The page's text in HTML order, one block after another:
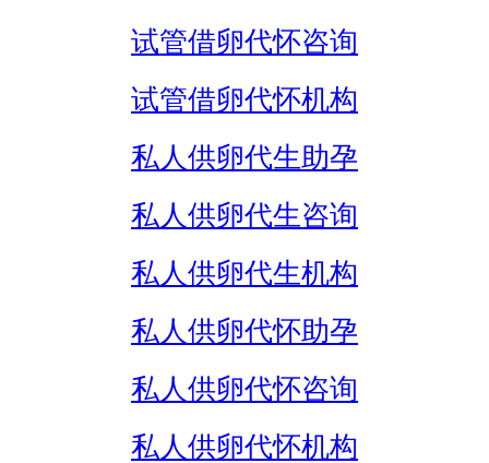
试管借卵代怀咨询
试管借卵代怀机构
私人供卵代生助孕
私人供卵代生咨询
私人供卵代生机构
私人供卵代怀助孕
私人供卵代怀咨询
私人供卵代怀机构